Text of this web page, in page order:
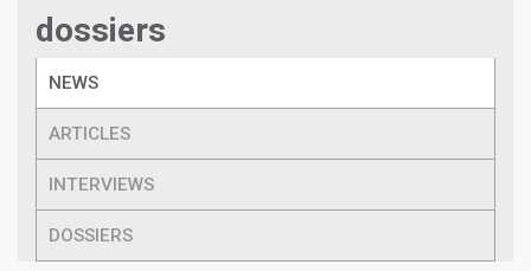
dossiers
NEWS
ARTICLES
INTERVIEWS
DOSSIERS